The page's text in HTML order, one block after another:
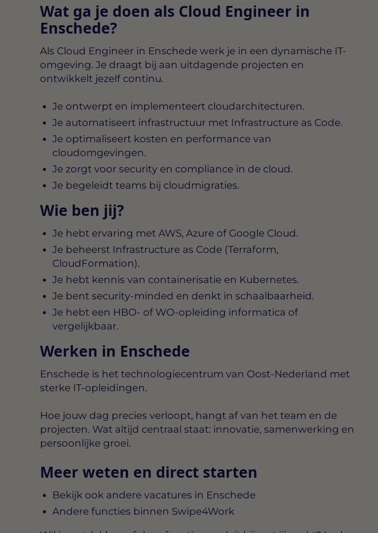
Wat ga je doen als Cloud Engineer in
Enschede?
Als Cloud Engineer in Enschede werk je in een dynamische IT-
omgeving. Je draagt bij aan uitdagende projecten en
ontwikkelt jezelf continu.
Je ontwerpt en implementeert cloudarchitecturen.
Je automatiseert infrastructuur met Infrastructure as Code.
Je optimaliseert kosten en performance van
cloudomgevingen.
Je zorgt voor security en compliance in de cloud.
Je begeleidt teams bij cloudmigraties.
Wie ben jij?
Je hebt ervaring met AWS, Azure of Google Cloud.
Je beheerst Infrastructure as Code (Terraform,
CloudFormation).
Je hebt kennis van containerisatie en Kubernetes.
Je bent security-minded en denkt in schaalbaarheid.
Je hebt een HBO- of WO-opleiding informatica of
vergelijkbaar.
Werken in Enschede
Enschede is het technologiecentrum van Oost-Nederland met
sterke IT-opleidingen.
Hoe jouw dag precies verloopt, hangt af van het team en de
projecten. Wat altijd centraal staat: innovatie, samenwerking en
persoonlijke groei.
Meer weten en direct starten
Bekijk ook andere vacatures in Enschede
Andere functies binnen Swipe4Work